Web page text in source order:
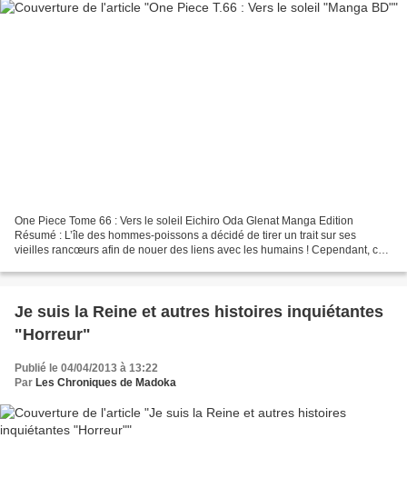
One Piece Tome 66 : Vers le soleil Eichiro Oda Glenat Manga Edition
Résumé : L’île des hommes-poissons a décidé de tirer un trait sur ses
vieilles rancœurs afin de nouer des liens avec les humains ! Cependant, ce
Je suis la Reine et autres histoires inquiétantes
"Horreur"
Publié le 04/04/2013 à 13:22
Par Les Chroniques de Madoka